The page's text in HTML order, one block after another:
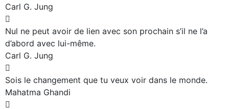
Carl G. Jung
Nul ne peut avoir de lien avec son prochain s’il ne l’a
d’abord avec lui-même.
Carl G. Jung
Sois le changement que tu veux voir dans le monde.
Mahatma Ghandi